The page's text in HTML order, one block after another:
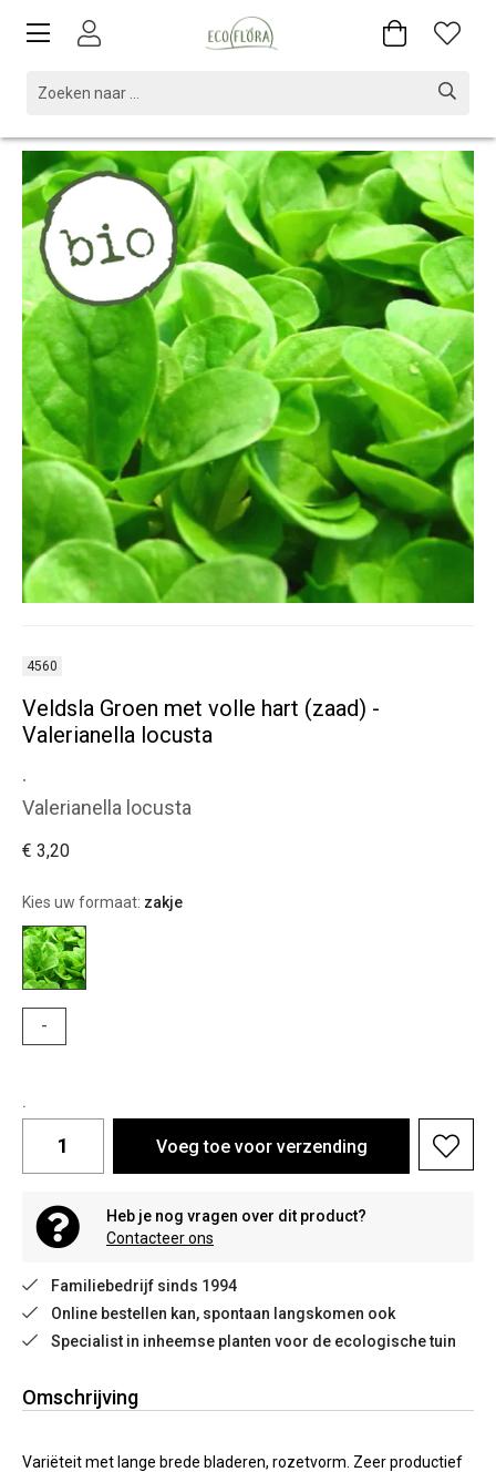
4560
Veldsla Groen met volle hart (zaad) -
Valerianella locusta
.
Valerianella locusta
€ 3,20
Kies uw formaat: zakje
-
.
Voeg toe voor verzending
Heb je nog vragen over dit product?
Contacteer ons
Familiebedrijf sinds 1994
Online bestellen kan, spontaan langskomen ook
Specialist in inheemse planten voor de ecologische tuin
Omschrijving
Variëteit met lange brede bladeren, rozetvorm. Zeer productief